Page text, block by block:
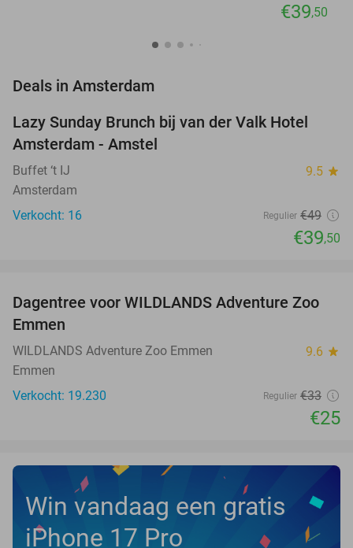
€39,50
Deals in Amsterdam
19%
NEW
TODAY
Lazy Sunday Brunch bij van der Valk Hotel
Amsterdam - Amstel
Buffet ‘t IJ 9.5 star
Amsterdam
Verkocht: 16
Regulier €49
€39,50
24%
Dagentree voor WILDLANDS Adventure Zoo
Emmen
WILDLANDS Adventure Zoo Emmen 9.6 star
Emmen
Verkocht: 19.230
Regulier €33
€25
Win vandaag een gratis
iPhone 17 Pro